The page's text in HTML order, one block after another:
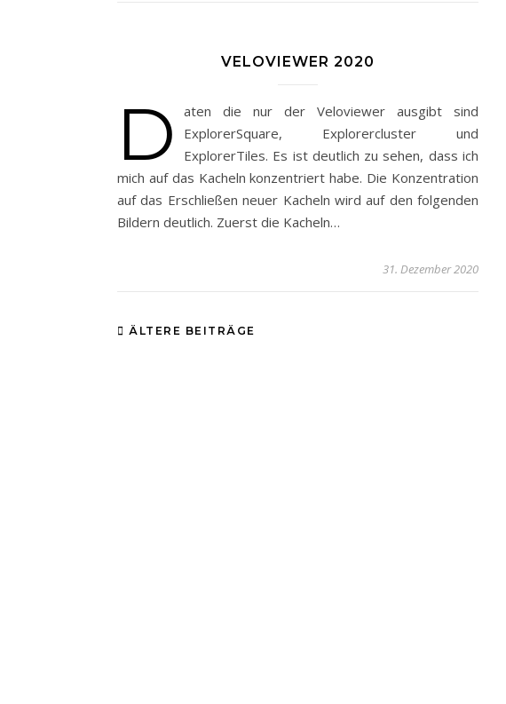
VELOVIEWER 2020
D
aten die nur der Veloviewer ausgibt sind
ExplorerSquare, Explorercluster und
ExplorerTiles. Es ist deutlich zu sehen, dass ich
mich auf das Kacheln konzentriert habe. Die Konzentration
auf das Erschließen neuer Kacheln wird auf den folgenden
Bildern deutlich. Zuerst die Kacheln…
31. Dezember 2020
ÄLTERE BEITRÄGE